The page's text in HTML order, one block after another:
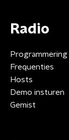
Radio
Programmering
Frequenties
Hosts
Demo insturen
Gemist